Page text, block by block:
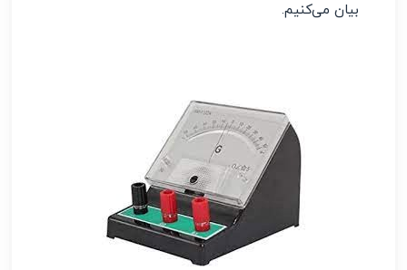
بیان می‌کنیم.